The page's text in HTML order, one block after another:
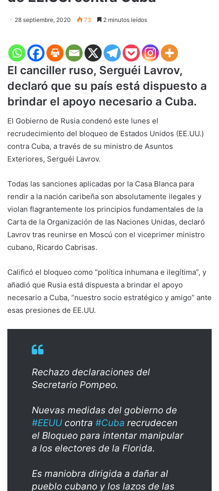
28 septiembre, 2020 73 2 minutos leídos
El canciller ruso, Serguéi Lavrov,
declaró que su país está dispuesto a
brindar el apoyo necesario a Cuba.
El Gobierno de Rusia condenó este lunes el
recrudecimiento del bloqueo de Estados Unidos (EE.UU.)
contra Cuba, a través de su ministro de Asuntos
Exteriores, Serguéi Lavrov.
Todas las sanciones aplicadas por la Casa Blanca para
rendir a la nación caribeña son absolutamente ilegales y
violan flagrantemente los principios fundamentales de la
Carta de la Organización de las Naciones Unidas, declaró
Lavrov tras reunirse en Moscú con el viceprimer ministro
cubano, Ricardo Cabrisas.
Calificó el bloqueo como “política inhumana e ilegítima”, y
añadió que Rusia está dispuesta a brindar el apoyo
necesario a Cuba, “nuestro socio estratégico y amigo” ante
esas presiones de EE.UU.
Rechazo declaraciones del
Secretario Pompeo.
Nuevas medidas del gobierno de
#EEUU contra #Cuba recrudecen
el Bloqueo para intentar manipular
a los electores de la Florida.
Es maniobra dirigida a dañar al
pueblo cubano y los lazos de las